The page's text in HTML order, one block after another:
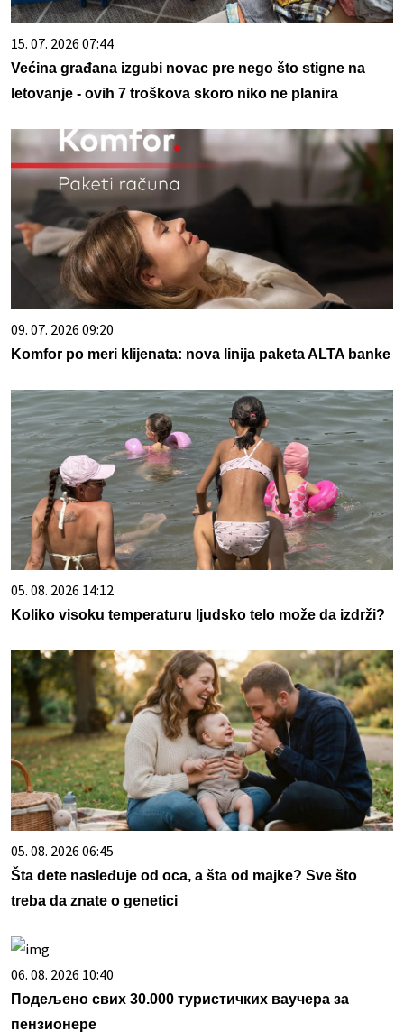
15. 07. 2026 07:44
Većina građana izgubi novac pre nego što stigne na
letovanje - ovih 7 troškova skoro niko ne planira
09. 07. 2026 09:20
Komfor po meri klijenata: nova linija paketa ALTA banke
05. 08. 2026 14:12
Koliko visoku temperaturu ljudsko telo može da izdrži?
05. 08. 2026 06:45
Šta dete nasleđuje od oca, a šta od majke? Sve što
treba da znate o genetici
06. 08. 2026 10:40
Подељено свих 30.000 туристичких ваучера за
пензионере